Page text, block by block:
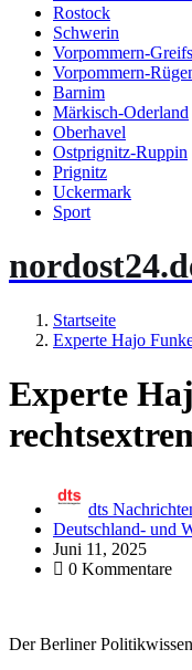
Rostock
Schwerin
Vorpommern-
Vorpommern-
Barnim
Märkisch-Oderland
Oberhavel
Ostprignitz-Ruppin
Prignitz
Uckermark
Sport
Startseite
Experte Hajo
Experte
dts
Deutschland- und
Juni 11, 2025
0 Kommentare
Der Berliner